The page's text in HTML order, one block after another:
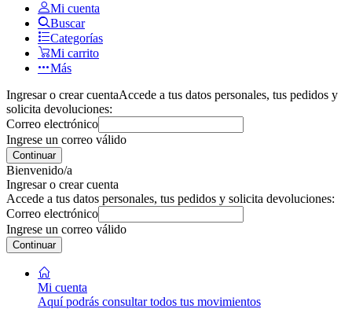
Mi cuenta
Buscar
Categorías
Mi carrito
Más
Ingresar o crear cuentaAccede a tus datos personales, tus pedidos y
solicita devoluciones:
Correo electrónico
Ingrese un correo válido
Continuar
Bienvenido/a
Ingresar o crear cuenta
Accede a tus datos personales, tus pedidos y solicita devoluciones:
Correo electrónico
Ingrese un correo válido
Continuar
Mi cuenta
Aquí podrás consultar todos tus movimientos